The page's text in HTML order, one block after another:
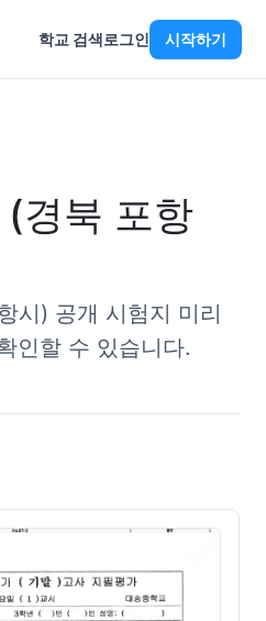
학교 검색로그인 시작하기
경북 포항
시) 공개 시험지 미리
인할 수 있습니다.